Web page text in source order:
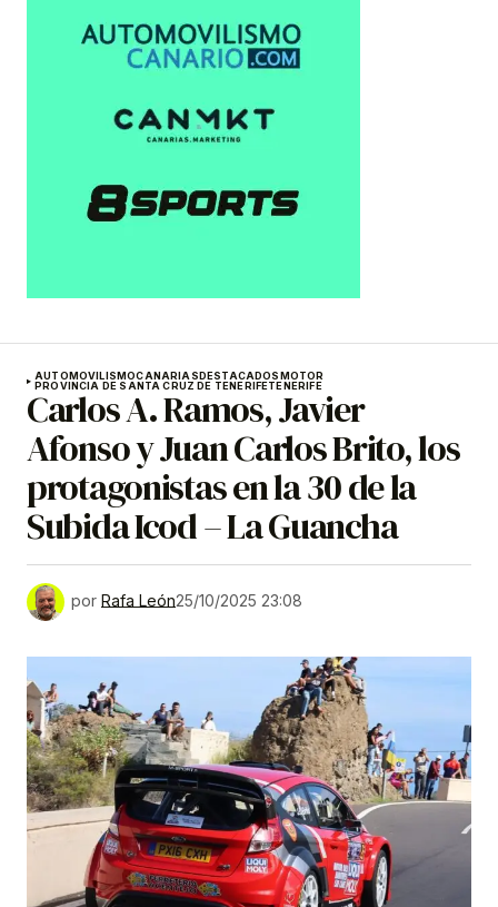
AUTOMOVILISMOCANARIASDESTACADOSMOTOR
PROVINCIA DE SANTA CRUZ DE TENERIFETENERIFE
Carlos A. Ramos, Javier
Afonso y Juan Carlos Brito, los
protagonistas en la 30 de la
Subida Icod – La Guancha
por Rafa León25/10/2025 23:08